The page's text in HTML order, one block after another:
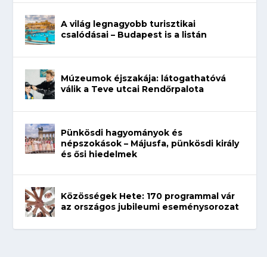
A világ legnagyobb turisztikai
csalódásai – Budapest is a listán
Múzeumok éjszakája: látogathatóvá
válik a Teve utcai Rendőrpalota
Pünkösdi hagyományok és
népszokások – Májusfa, pünkösdi király
és ősi hiedelmek
Közösségek Hete: 170 programmal vár
az országos jubileumi eseménysorozat